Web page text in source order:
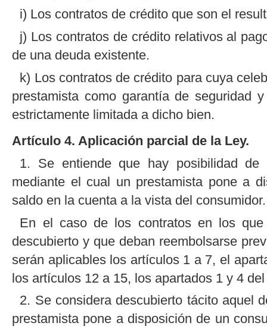
i) Los contratos de crédito que son el
j) Los contratos de crédito relativos al
de una deuda existente.
k) Los contratos de crédito para cuya
prestamista como garantía de seguridad
estrictamente limitada a dicho bien.
Artículo 4. Aplicación parcial de la Ley.
1. Se entiende que hay posibilidad de
mediante el cual un prestamista pone a
saldo en la cuenta a la vista del consumidor.
En el caso de los contratos en los
descubierto y que deban reembolsarse
serán aplicables los artículos 1 a 7, el
los artículos 12 a 15, los apartados 1 y 4
2. Se considera descubierto tácito aquel
prestamista pone a disposición de un